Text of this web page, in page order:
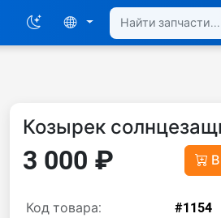
Козырек
3 000 ₽
Код товара:
#1154